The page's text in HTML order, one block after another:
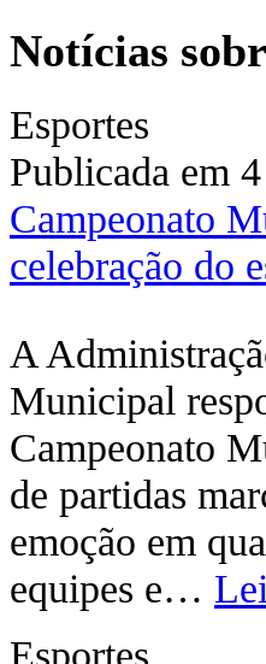
Notícias
Esportes
Publicada em
Campeonato
celebração do
A
Municipal
Campeonato
de partidas
emoção em
equipes e…
Esportes